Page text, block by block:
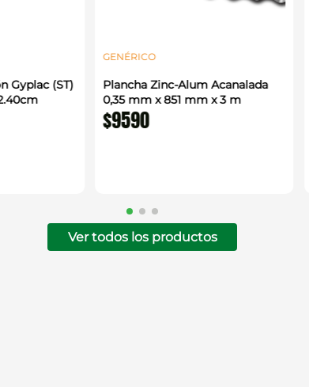
Gyplac (ST)
GENÉRICO
Plancha Zinc-Alum Acanalada
0,35 mm x 851 mm x 3 m
$9590
Ver todos los productos